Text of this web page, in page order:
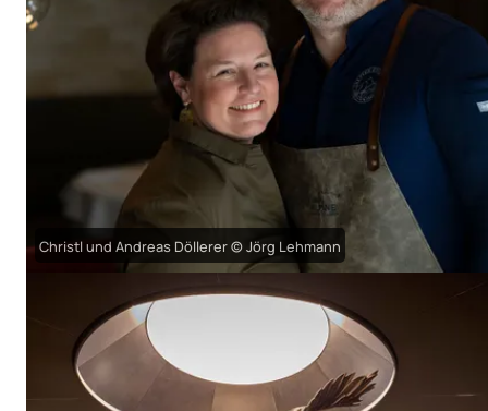
Christl und Andreas Döllerer © Jörg Lehmann